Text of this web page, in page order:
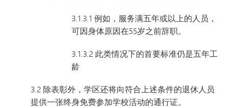
3.1.3.1 例如，服务满五年或以上的人员，
可因身体原因在55岁之前辞职。
3.1.3.2 此类情况下的首要标准仍是五年工
龄
3.2 除表彰外，学区还将向符合上述条件的退休人员
提供一张终身免费参加学校活动的通行证。